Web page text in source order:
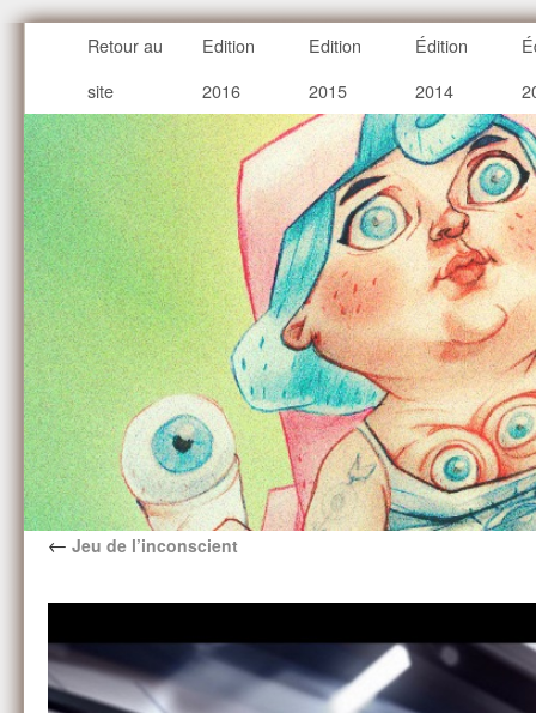
Retour au
site
Edition
2016
Edition
2015
Édition
2014
← Jeu de l’inconscient